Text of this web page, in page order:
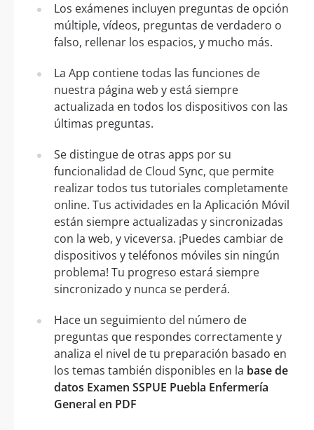
Los exámenes incluyen preguntas de opción
múltiple, vídeos, preguntas de verdadero o
falso, rellenar los espacios, y mucho más.
La App contiene todas las funciones de
nuestra página web y está siempre
actualizada en todos los dispositivos con las
últimas preguntas.
Se distingue de otras apps por su
funcionalidad de Cloud Sync, que permite
realizar todos tus tutoriales completamente
online. Tus actividades en la Aplicación Móvil
están siempre actualizadas y sincronizadas
con la web, y viceversa. ¡Puedes cambiar de
dispositivos y teléfonos móviles sin ningún
problema! Tu progreso estará siempre
sincronizado y nunca se perderá.
Hace un seguimiento del número de
preguntas que respondes correctamente y
analiza el nivel de tu preparación basado en
los temas también disponibles en la base de
datos Examen SSPUE Puebla Enfermería
General en PDF